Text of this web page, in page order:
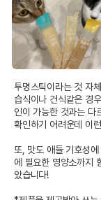
투명스틱이라는 것 자
습식이나 건식같은 경
인이 가능한 것과는 다
확인하기 어려운데 이
또, 맛도 애들 기호성
에 필요한 영양소까지
았습니다!